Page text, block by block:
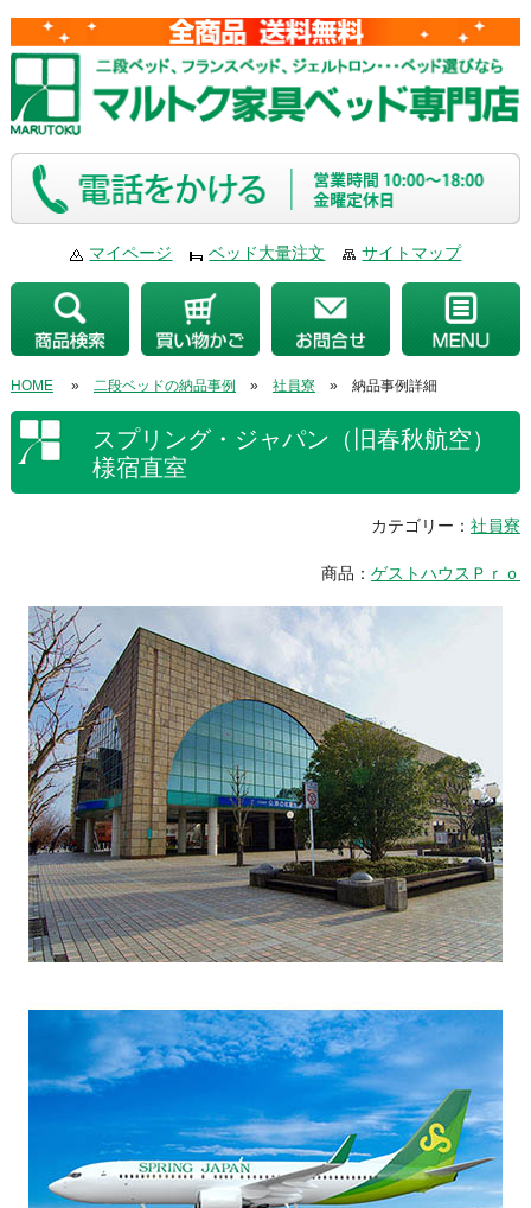
マイページ ベッド大量注文 サイトマップ
HOME» 二段ベッドの納品事例 » 社員寮» 納品事例詳細
スプリング・ジャパン（旧春秋航空）
様宿直室
カテゴリー：社員寮
商品：ゲストハウスＰｒｏ